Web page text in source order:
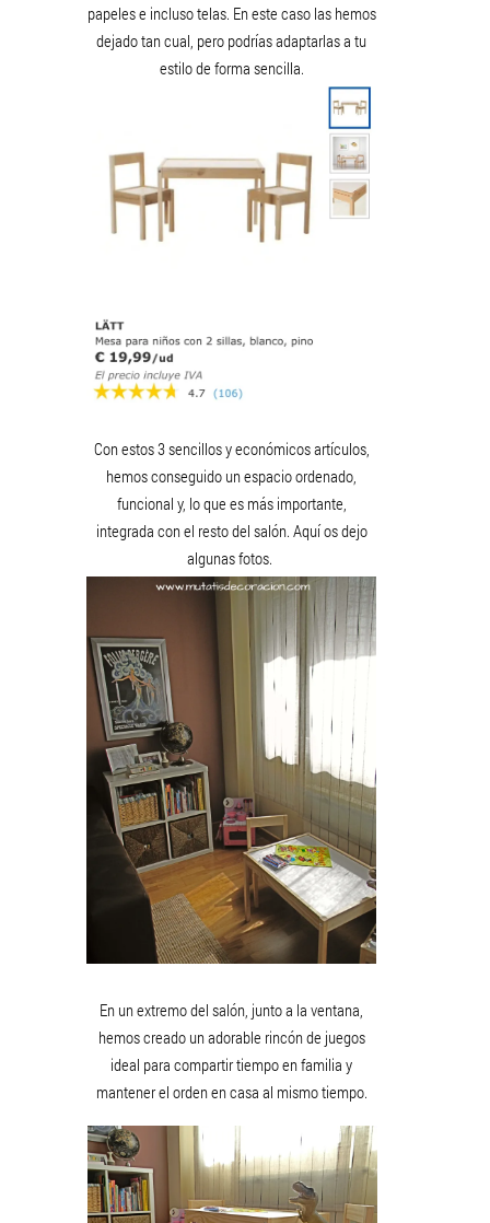
papeles e incluso telas. En este caso las hemos
dejado tan cual, pero podrías adaptarlas a tu
estilo de forma sencilla.
Con estos 3 sencillos y económicos artículos,
hemos conseguido un espacio ordenado,
funcional y, lo que es más importante,
integrada con el resto del salón. Aquí os dejo
algunas fotos.
En un extremo del salón, junto a la ventana,
hemos creado un adorable rincón de juegos
ideal para compartir tiempo en familia y
mantener el orden en casa al mismo tiempo.